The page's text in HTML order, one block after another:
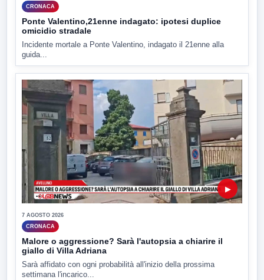
CRONACA
Ponte Valentino,21enne indagato: ipotesi duplice
omicidio stradale
Incidente mortale a Ponte Valentino, indagato il 21enne alla
guida...
▶
7 AGOSTO 2026
CRONACA
Malore o aggressione? Sarà l'autopsia a chiarire il
giallo di Villa Adriana
Sarà affidato con ogni probabilità all'inizio della prossima
settimana l'incarico...